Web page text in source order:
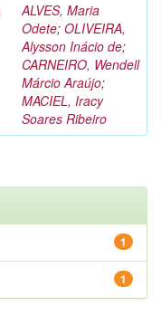
ALVES, Maria
Odete; OLIVEIRA,
Alysson Inácio de;
CARNEIRO, Wendell
Márcio Araújo;
MACIEL, Iracy
Soares Ribeiro
1
1